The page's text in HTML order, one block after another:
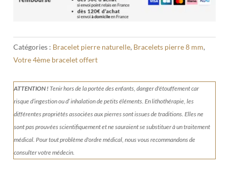
Catégories : Bracelet pierre naturelle, Bracelets pierre 8 mm,
Votre 4ème bracelet offert
ATTENTION !Tenirhors de la portée des enfants, danger d'étouffement car
risque d’ingestion ou d’ inhalation de petits éléments.En lithothérapie, les
différentes propriétés associées aux pierres sont issues de traditions. Elles ne
sont pas prouvées scientifiquement et ne sauraient se substituer à un traitement
médical. Pour tout problème d'ordre médical, nous vous recommandons de
consulter votre médecin.